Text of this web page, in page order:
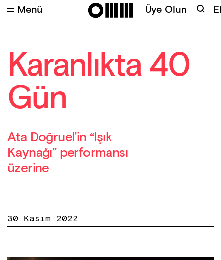
Menü Üye Olun
Karanlıkta 40
Gün
Ata Doğruel’in “Işık
Kaynağı” performansı
üzerine
30 Kasım 2022
Kredi:Fotoğraf: Gülbin Eriş